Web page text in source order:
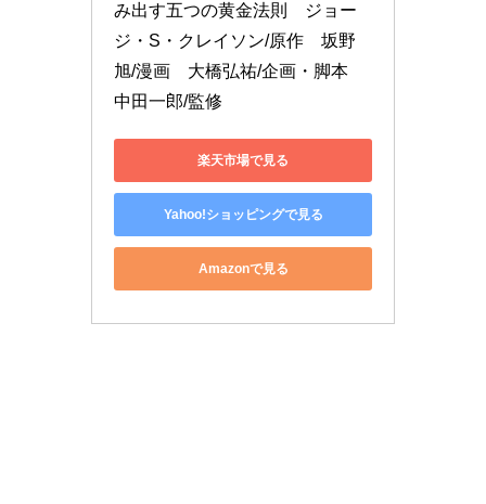
み出す五つの黄金法則　ジョー
ジ・S・クレイソン/原作　坂野
旭/漫画　大橋弘祐/企画・脚本
中田一郎/監修
楽天市場で見る
Yahoo!ショッピングで見る
Amazonで見る